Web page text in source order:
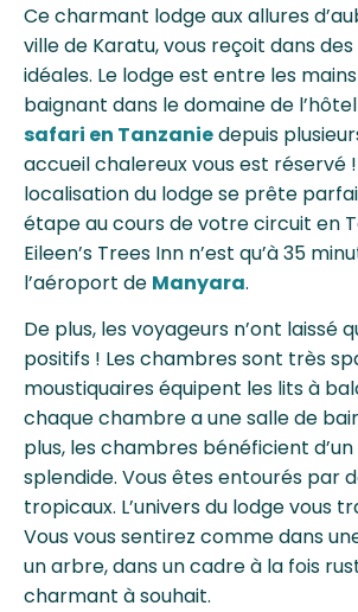
Ce charmant lodge aux allures
ville de Karatu, vous reçoit dans
idéales. Le lodge est entre les
baignant dans le domaine de
safari en Tanzaniedepuis
accueil chalereux vous est réservé !
localisation du lodge se prête
étape au cours de votre circuit en
Eileen’s Trees Inn n’est qu’à 35
l’aéroport de Manyara.
De plus, les voyageurs n’ont laissé
positifs ! Les chambres sont très
moustiquaires équipent les lits à
chaque chambre a une salle de
plus, les chambres bénéficient
splendide. Vous êtes entourés par
tropicaux. L’univers du lodge vous
Vous vous sentirez comme dans
un arbre, dans un cadre à la fois
charmant à souhait.